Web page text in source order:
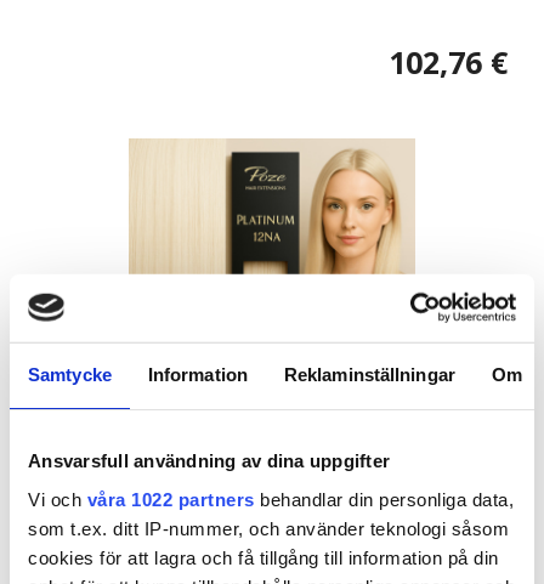
Samtycke Information Reklaminställningar Om
Ansvarsfull användning av dina uppgifter
Vi och våra 1022 partners behandlar din personliga data,
som t.ex. ditt IP-nummer, och använder teknologi såsom
cookies för att lagra och få tillgång till information på din
102,76 €
315162
Poze Standard Clip & Go Pidennykset - 125g
Platinum 12NA - 50cm
Saatavilla useissa versioissa